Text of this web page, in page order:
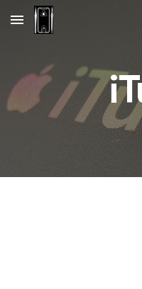
Skip to main content